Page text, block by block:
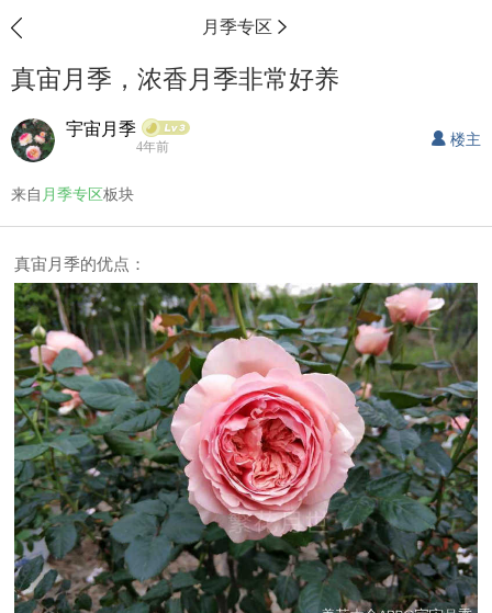
月季专区
真宙月季，浓香月季非常好养
宇宙月季
4年前 楼主
来自 月季专区板块
真宙月季的优点：